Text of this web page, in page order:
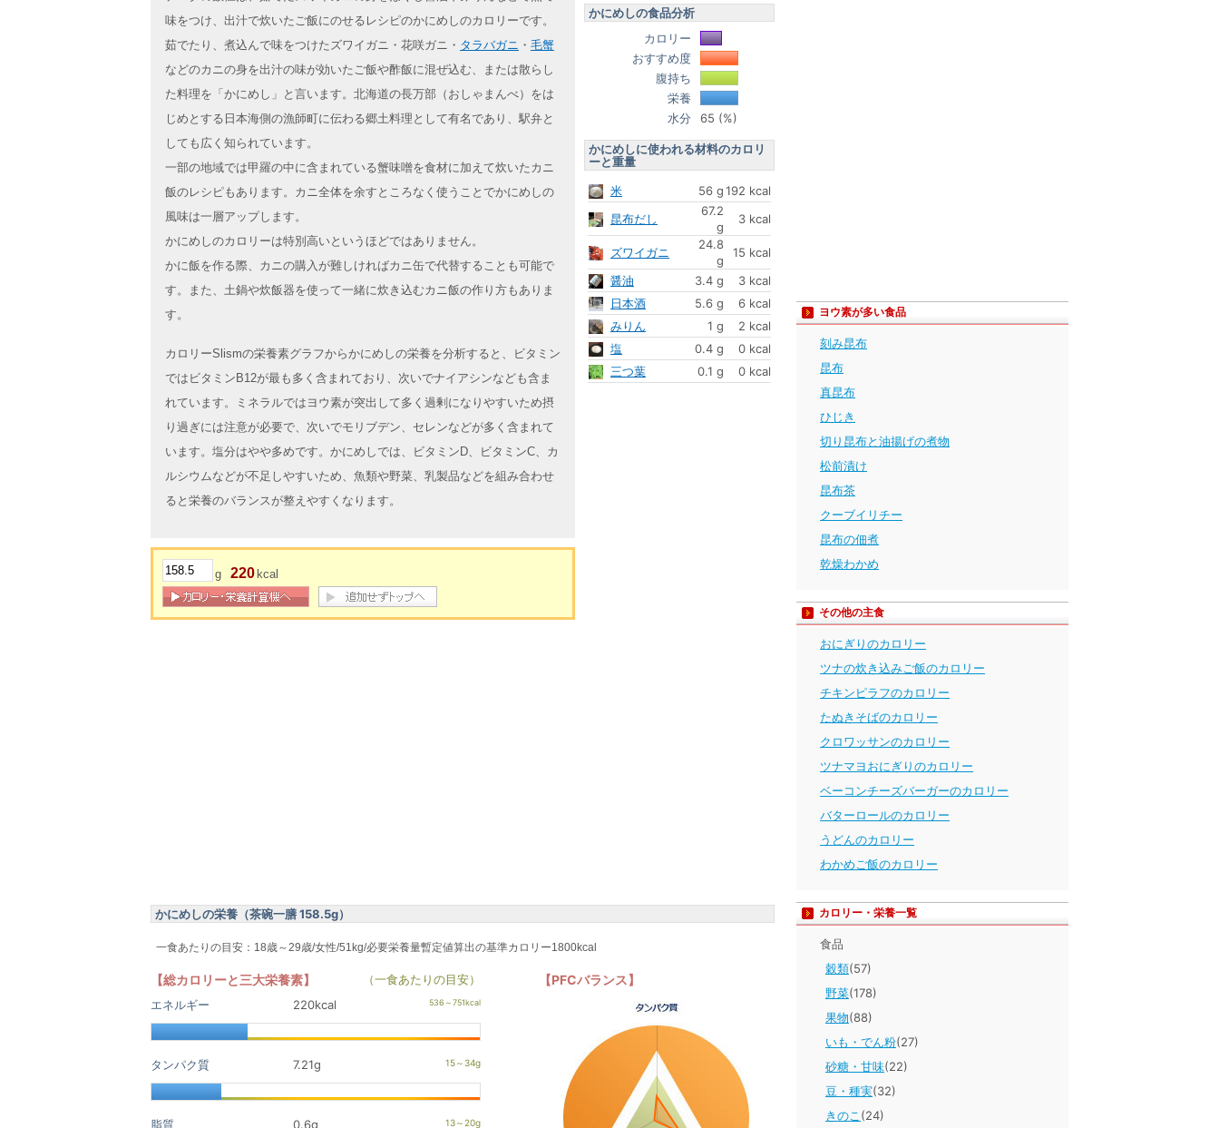
味をつけ、出汁で炊いたご飯にのせるレシピのかにめしのカロリーです。
茹でたり、煮込んで味をつけたズワイガニ・花咲ガニ・ タラバガニ ・ 毛蟹
などのカニの身を出汁の味が効いたご飯や酢飯に混ぜ込む、または散らし
た料理を「かにめし」と言います。北海道の長万部（おしゃまんべ）をは
じめとする日本海側の漁師町に伝わる郷土料理として有名であり、駅弁と
しても広く知られています。
一部の地域では甲羅の中に含まれている蟹味噌を食材に加えて炊いたカニ
飯のレシピもあります。カニ全体を余すところなく使うことでかにめしの
風味は一層アップします。
かにめしのカロリーは特別高いというほどではありません。
かに飯を作る際、カニの購入が難しければカニ缶で代替することも可能で
す。また、土鍋や炊飯器を使って一緒に炊き込むカニ飯の作り方もありま
す。
カロリーSlismの栄養素グラフからかにめしの栄養を分析すると、ビタミン
ではビタミンB12が最も多く含まれており、次いでナイアシンなども含ま
れています。ミネラルではヨウ素が突出して多く過剰になりやすいため摂
り過ぎには注意が必要で、次いでモリブデン、セレンなどが多く含まれて
います。塩分はやや多めです。かにめしでは、ビタミンD、ビタミンC、カ
ルシウムなどが不足しやすいため、魚類や野菜、乳製品などを組み合わせ
ると栄養のバランスが整えやすくなります。
g 220 kcal
かにめしの食品分析
カロリー
おすすめ度
腹持ち
栄養
水分
65 (%)
かにめしに使われる材料のカロリ
ーと重量
米
56 g192 kcal
昆布だし
67.2
g
3 kcal
ズワイガニ
24.8
g
15 kcal
醤油
3.4 g
3 kcal
日本酒
5.6 g
6 kcal
みりん
1 g
2 kcal
塩
0.4 g
0 kcal
三つ葉
0.1 g 0 kcal
かにめしの栄養（茶碗一膳 158.5g）
一食あたりの目安：18歳～29歳/女性/51kg/必要栄養量暫定値算出の基準カロリー1800kcal
【総カロリーと三大栄養素】
（一食あたりの目安）
エネルギー
220kcal
タンパク質 7.21g
脂質 0.6g
【PFCバランス】
ヨウ素が多い食品
刻み昆布
昆布
真昆布
ひじき
切り昆布と油揚げの煮物
松前漬け
昆布茶
クーブイリチー
昆布の佃煮
乾燥わかめ
その他の主食
おにぎりのカロリー
ツナの炊き込みご飯のカロリー
チキンピラフのカロリー
たぬきそばのカロリー
クロワッサンのカロリー
ツナマヨおにぎりのカロリー
ベーコンチーズバーガーのカロリー
バターロールのカロリー
うどんのカロリー
わかめご飯のカロリー
カロリー・栄養一覧
食品
穀類(57)
野菜(178)
果物(88)
いも・でん粉(27)
砂糖・甘味(22)
豆・種実(32)
きのこ (24)